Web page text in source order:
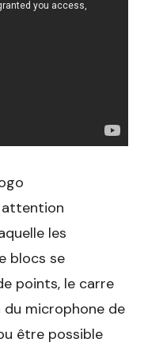
les
blocs se
points, le carre
du microphone de
être possible